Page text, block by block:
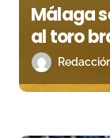
Málaga
al toro